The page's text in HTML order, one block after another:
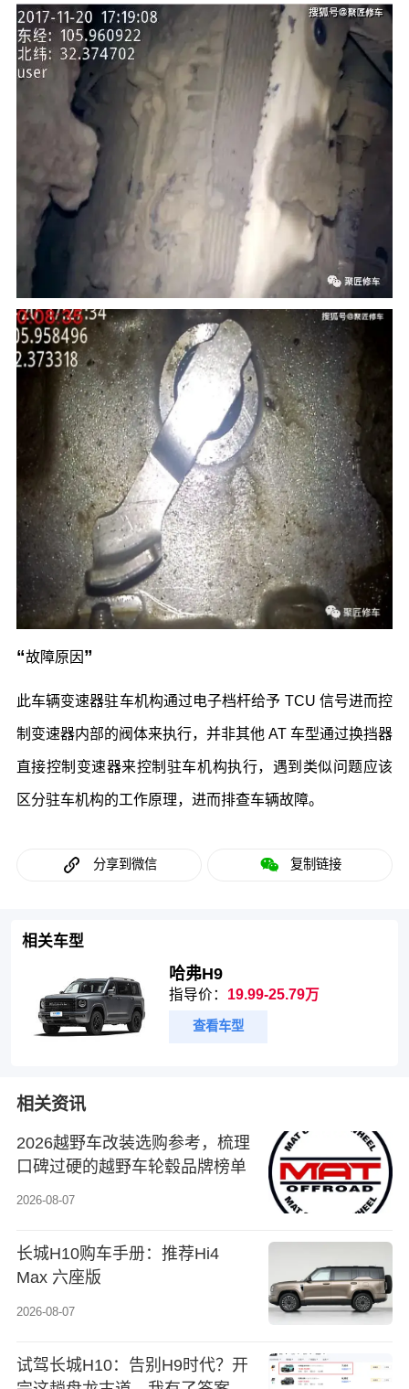
“故障原因 ”
此车辆变速器驻车机构通过电子档杆给予 TCU 信号进而控
制变速器内部的阀体来执行，并非其他 AT 车型通过换挡器
直接控制变速器来控制驻车机构执行，遇到类似问题应该
区分驻车机构的工作原理，进而排查车辆故障。
分享到微信 复制链接
相关车型
哈弗H9
指导价： 19.99-25.79万
查看车型
相关资讯
2026越野车改装选购参考，梳理
口碑过硬的越野车轮毂品牌榜单
2026-08-07
长城H10购车手册：推荐Hi4
Max 六座版
2026-08-07
试驾长城H10：告别H9时代？开